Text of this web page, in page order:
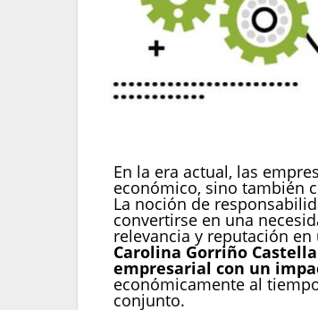
En la era actual, las
económico, sino también
La noción de
convertirse en una
relevancia y reputación
Carolina Gorriño
empresarial con un
económicamente al
conjunto.